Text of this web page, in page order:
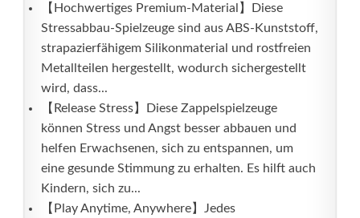
【Hochwertiges Premium-Material】Diese
Stressabbau-Spielzeuge sind aus ABS-Kunststoff,
strapazierfähigem Silikonmaterial und rostfreien
Metallteilen hergestellt, wodurch sichergestellt
wird, dass...
【Release Stress】Diese Zappelspielzeuge
können Stress und Angst besser abbauen und
helfen Erwachsenen, sich zu entspannen, um
eine gesunde Stimmung zu erhalten. Es hilft auch
Kindern, sich zu...
【Play Anytime, Anywhere】Jedes